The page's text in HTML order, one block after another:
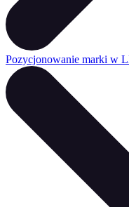
Pozycjonowanie marki w